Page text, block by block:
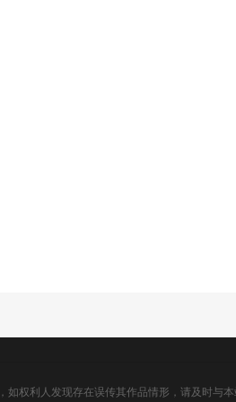
如权利人发现存在误传其作品情形，请及时与